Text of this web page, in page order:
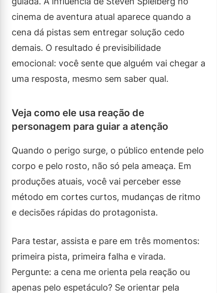
cinema de aventura atual aparece quando a
cena dá pistas sem entregar solução cedo
demais. O resultado é previsibilidade
emocional: você sente que alguém vai chegar a
uma resposta, mesmo sem saber qual.
Veja como ele usa reação de
personagem para guiar a atenção
Quando o perigo surge, o público entende pelo
corpo e pelo rosto, não só pela ameaça. Em
produções atuais, você vai perceber esse
método em cortes curtos, mudanças de ritmo
e decisões rápidas do protagonista.
Para testar, assista e pare em três momentos:
primeira pista, primeira falha e virada.
Pergunte: a cena me orienta pela reação ou
apenas pelo espetáculo? Se orientar pela